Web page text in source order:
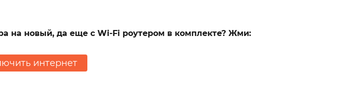
на новый, да еще с Wi-Fi роутером в комплекте? Жми:
интернет